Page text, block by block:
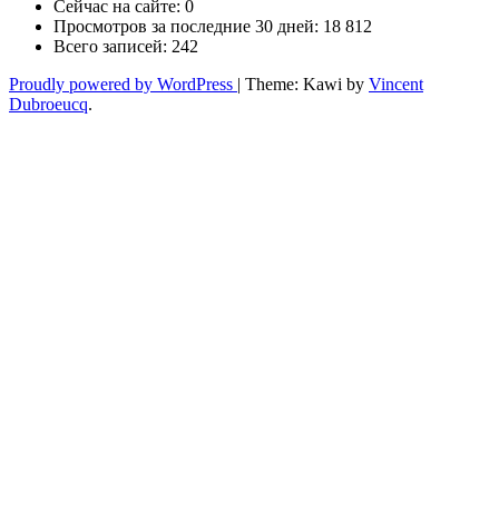
Сейчас на сайте: 0
Просмотров за последние 30 дней: 18 812
Всего записей: 242
Proudly powered by WordPress | Theme: Kawi by Vincent
Dubroeucq.